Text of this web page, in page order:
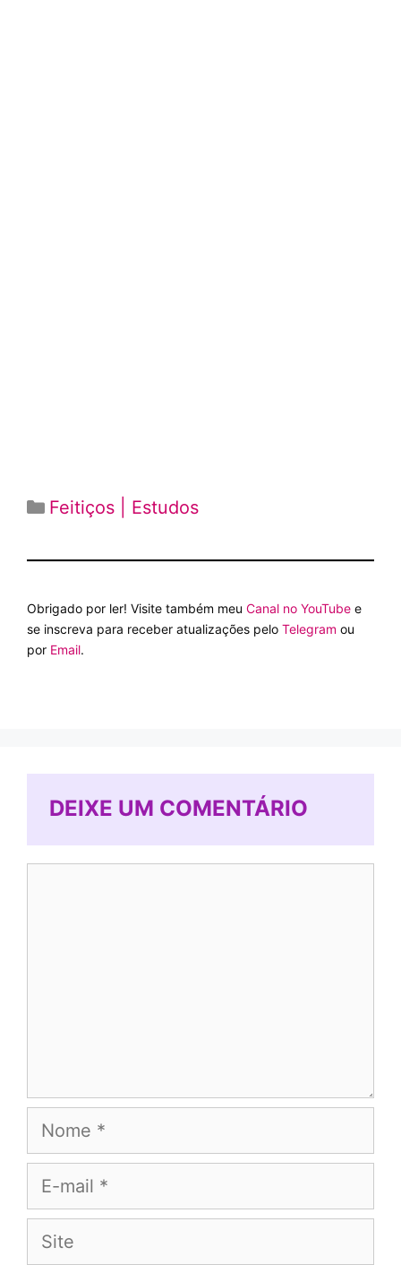
Categorias
Feitiços | Estudos
Obrigado por ler! Visite também meu Canal no YouTube e
se inscreva para receber atualizações pelo Telegram ou
por Email.
DEIXE UM COMENTÁRIO
Nome
E-
mail
Site